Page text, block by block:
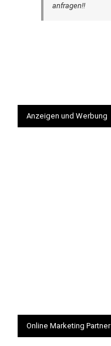
anfragen!!
Anzeigen und Werbung
Online Marketing Partner